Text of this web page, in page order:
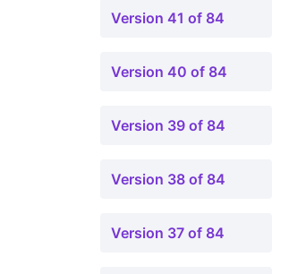
Version 41 of 84
Version 40 of 84
Version 39 of 84
Version 38 of 84
Version 37 of 84